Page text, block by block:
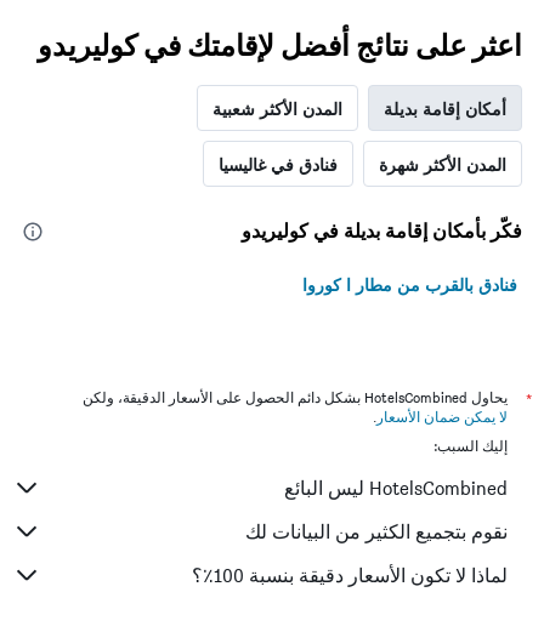
اعثر على نتائج أفضل لإقامتك في كوليريدو
أمكان إقامة بديلة المدن الأكثر شعبية
المدن الأكثر شهرة فنادق في غاليسيا
فكّر بأمكان إقامة بديلة في كوليريدو
فنادق بالقرب من مطار ا كوروا
*
يحاول HotelsCombined بشكل دائم الحصول على الأسعار الدقيقة، ولكن
لا يمكن ضمان الأسعار .
إليك السبب:
HotelsCombined ليس البائع
نقوم بتجميع الكثير من البيانات لك
لماذا لا تكون الأسعار دقيقة بنسبة 100٪؟